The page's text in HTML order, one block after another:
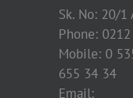
Sk. No: 20/1
Phone:
Mobile: 0
655 34 34
Email: